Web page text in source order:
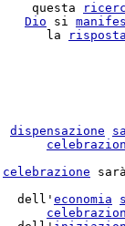
questa
Dio si
la
dispensazione
celebrazione
dell'economia